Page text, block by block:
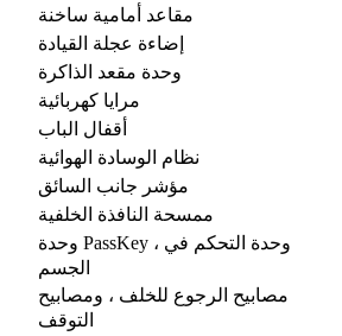
مقاعد أمامية ساخنة
إضاءة عجلة القيادة
وحدة مقعد الذاكرة
مرايا كهربائية
أقفال الباب
نظام الوسادة الهوائية
مؤشر جانب السائق
ممسحة النافذة الخلفية
وحدة PassKey ، وحدة التحكم في
الجسم
مصابيح الرجوع للخلف ، ومصابيح
التوقف